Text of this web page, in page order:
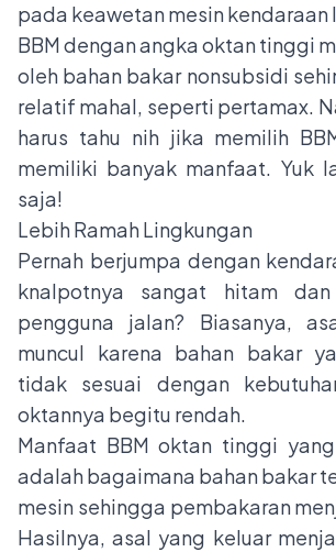
pada keawetan mesin kendaraan
BBM dengan angka oktan tinggi
oleh bahan bakar nonsubsidi
relatif mahal, seperti pertamax.
harus tahu nih jika memilih
memiliki banyak manfaat. Yuk
saja!
Lebih Ramah Lingkungan
Pernah berjumpa dengan
knalpotnya sangat hitam dan
pengguna jalan? Biasanya,
muncul karena bahan bakar
tidak sesuai dengan
oktannya begitu rendah.
Manfaat BBM oktan tinggi
adalah bagaimana bahan bakar
mesin sehingga pembakaran
Hasilnya, asal yang keluar